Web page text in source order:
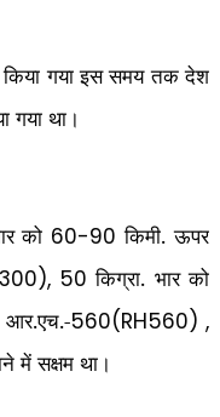
किया गया इस समय तक देश
गया था।
को 60-90 किमी. ऊपर
50 किग्रा. भार को
आर.एच.-560(RH560) ,
में सक्षम था।